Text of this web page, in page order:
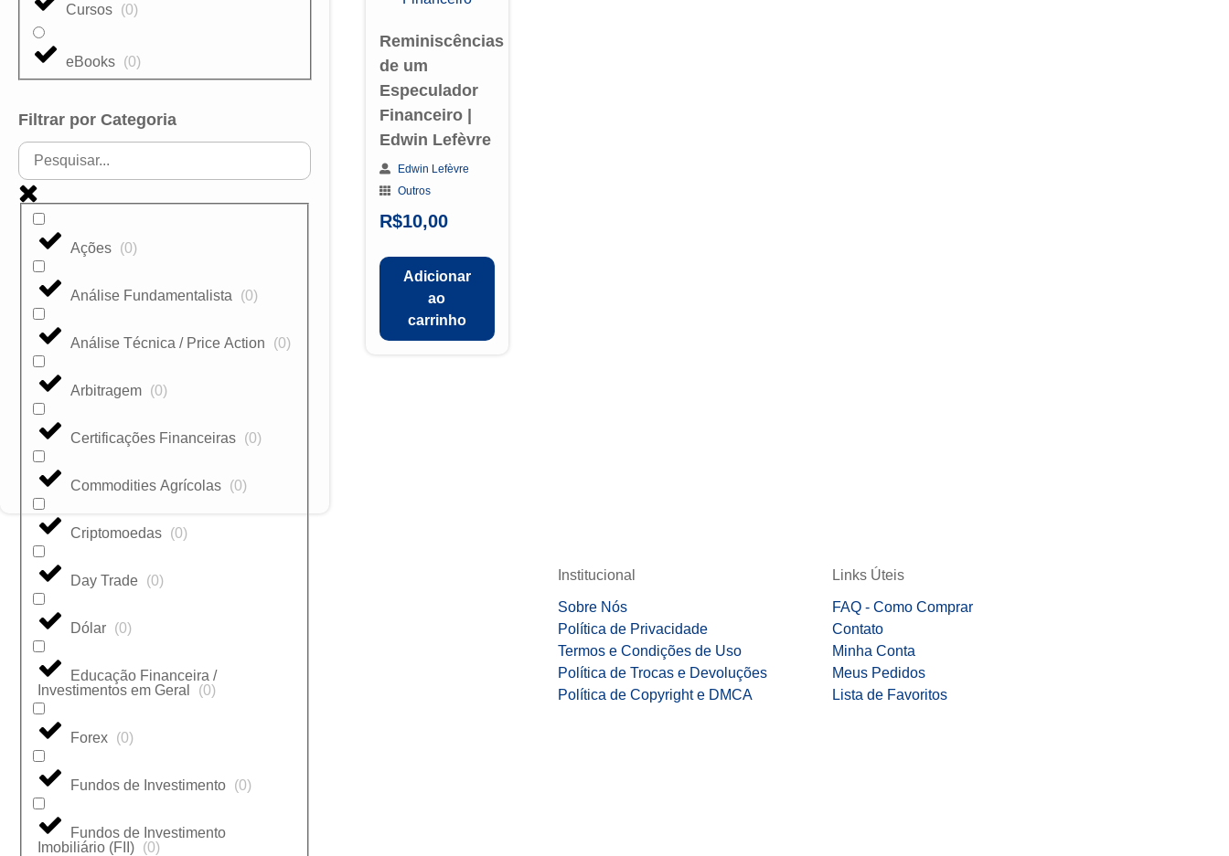
Cursos (0)
eBooks (0)
Filtrar por Categoria
Ações (0)
Análise Fundamentalista (0)
Análise Técnica / Price Action (0)
Arbitragem (0)
Certificações Financeiras (0)
Commodities Agrícolas (0)
Criptomoedas (0)
Day Trade (0)
Dólar (0)
Educação Financeira /
Investimentos em Geral
(0)
Forex (0)
Fundos de Investimento (0)
Fundos de Investimento
Imobiliário (FII) (0)
Reminiscências
de um
Especulador
Financeiro |
Edwin Lefèvre
Edwin Lefèvre
Outros
R$10,00
Adicionar
ao
carrinho
Institucional
Sobre Nós
Política de Privacidade
Termos e Condições de Uso
Política de Trocas e Devoluções
Política de Copyright e DMCA
Links Úteis
FAQ - Como Comprar
Contato
Minha Conta
Meus Pedidos
Lista de Favoritos